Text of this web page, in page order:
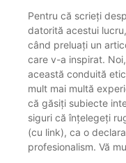
Pentru că scrieți
datorită acestui
când preluați un
care v-a inspirat.
această conduită
mult mai multă
că găsiți subiecte
siguri că înțelegeți
(cu link), ca o
profesionalism. Vă